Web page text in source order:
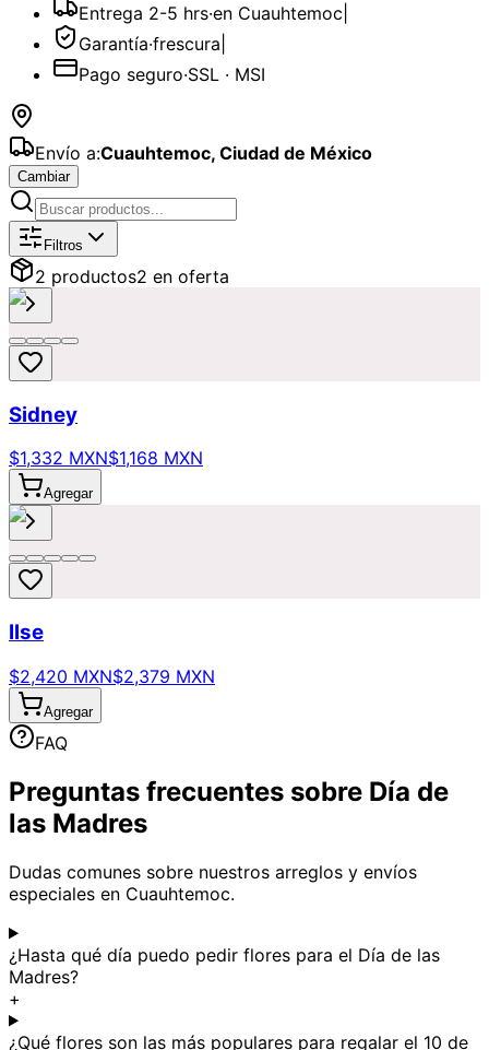
Entrega 2-5 hrs·en Cuauhtemoc
Garantía·frescura
Pago seguro·SSL · MSI
Envío a:Cuauhtemoc, Ciudad de México
Cambiar
Catálogo deDía de las Madres
Filtros
2 productos2 en oferta
Sidney
$1,332 MXN$1,168 MXN
Agregar
Ilse
$2,420 MXN$2,379 MXN
Agregar
FAQ
Preguntas frecuentes sobre Día de
las Madres
Dudas comunes sobre nuestros arreglos y envíos
especiales en Cuauhtemoc.
¿Hasta qué día puedo pedir flores para el Día de las
Madres?
+
¿Qué flores son las más populares para regalar el 10 de